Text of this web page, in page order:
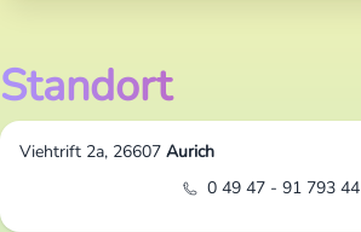
Standort
Viehtrift 2a, 26607 Aurich
0 49 47 - 91 793 44